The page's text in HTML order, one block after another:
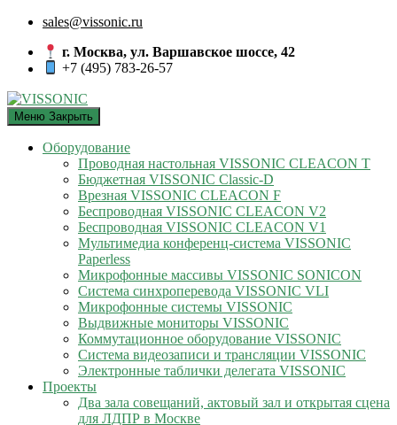
sales@vissonic.ru
г. Москва, ул. Варшавское шоссе, 42
+7 (495) 783-26-57
Меню Закрыть
Оборудование
Проводная настольная VISSONIC CLEACON T
Бюджетная VISSONIC Classic-D
Врезная VISSONIC CLEACON F
Беспроводная VISSONIC CLEACON V2
Беспроводная VISSONIC CLEACON V1
Мультимедиа конференц-система VISSONIC
Paperless
Микрофонные массивы VISSONIC SONICON
Система синхроперевода VISSONIC VLI
Микрофонные системы VISSONIC
Выдвижные мониторы VISSONIC
Коммутационное оборудование VISSONIC
Система видеозаписи и трансляции VISSONIC
Электронные таблички делегата VISSONIC
Проекты
Два зала совещаний, актовый зал и открытая сцена
для ЛДПР в Москве